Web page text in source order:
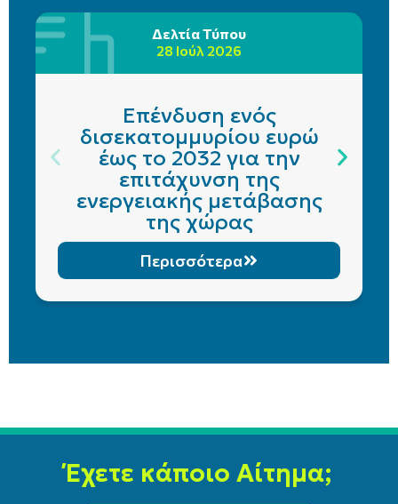
Δελτία Τύπου
28 Ιούλ 2026
Επένδυση ενός
δισεκατομμυρίου ευρώ
έως το 2032 για την
επιτάχυνση της
ενεργειακής μετάβασης
της χώρας
Περισσότερα
Έχετε κάποιο Αίτημα;